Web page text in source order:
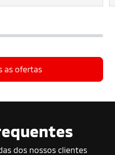
as ofertas
dos nossos clientes